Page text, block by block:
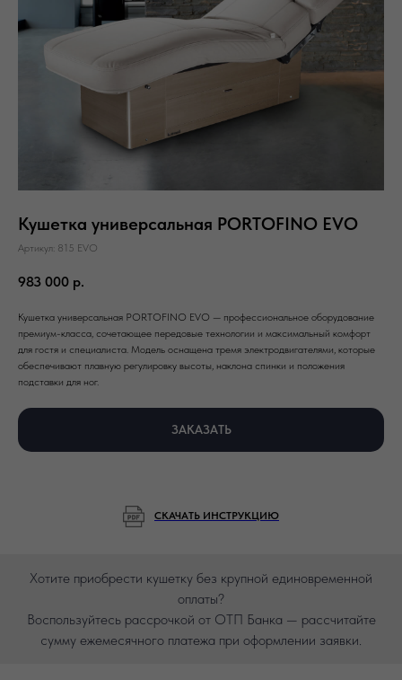
Кушетка универсальная PORTOFINO EVO
Артикул: 815 EVO
983 000 р.
Кушетка универсальная PORTOFINO EVO — профессиональное оборудование
премиум-класса, сочетающее передовые технологии и максимальный комфорт
для гостя и специалиста. Модель оснащена тремя электродвигателями, которые
обеспечивают плавную регулировку высоты, наклона спинки и положения
подставки для ног.
ЗАКАЗАТЬ
СКАЧАТЬ ИНСТРУКЦИЮ
Хотите приобрести кушетку без крупной единовременной
оплаты?
Воспользуйтесь рассрочкой от ОТП Банка — рассчитайте
сумму ежемесячного платежа при оформлении заявки.